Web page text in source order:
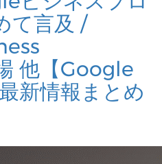
て言及 /
他【Google
新情報まとめ